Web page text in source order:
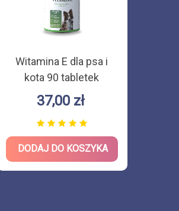
Witamina E dla psa i
kota 90 tabletek
37,00 zł
DODAJ DO KOSZYKA